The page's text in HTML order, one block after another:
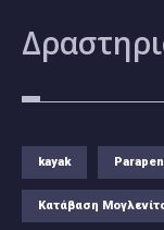
kayak
Κατάβαση